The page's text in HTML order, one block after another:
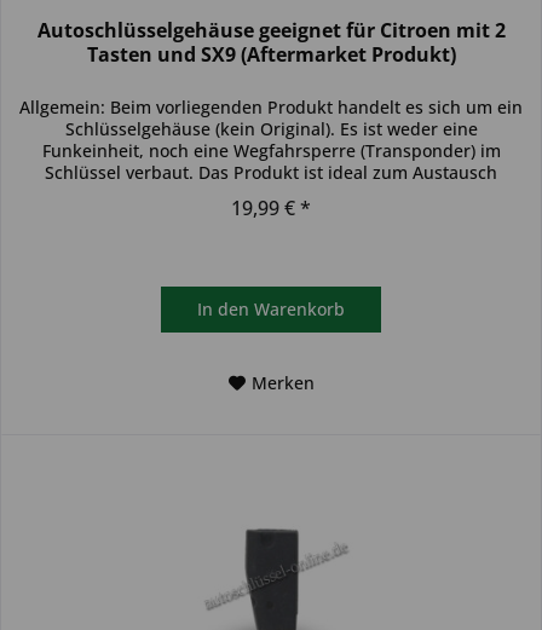
Autoschlüsselgehäuse geeignet für Citroen mit 2
Tasten und SX9 (Aftermarket Produkt)
Allgemein: Beim vorliegenden Produkt handelt es sich um ein
Schlüsselgehäuse (kein Original). Es ist weder eine
Funkeinheit, noch eine Wegfahrsperre (Transponder) im
Schlüssel verbaut. Das Produkt ist ideal zum Austausch
19,99 € *
In den Warenkorb
Merken